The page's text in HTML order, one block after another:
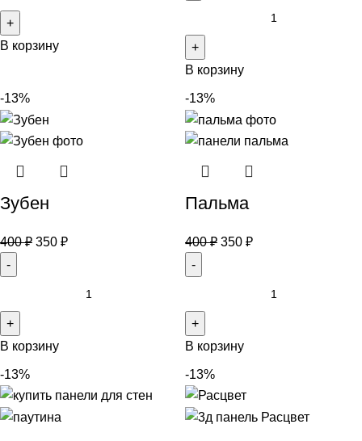
В корзину
В корзину
-13%
Зубен
400₽ 350 ₽
В корзину
-13%
Пальма
400₽ 350 ₽
В корзину
-13% -13%